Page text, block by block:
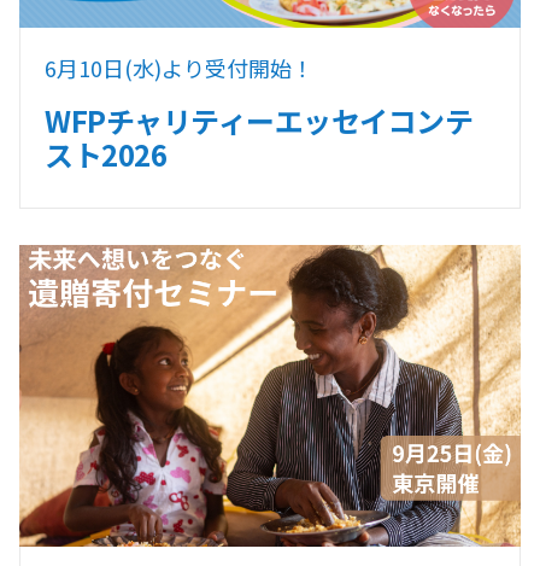
6月10日(水)より受付開始！
WFPチャリティーエッセイコンテ
スト2026